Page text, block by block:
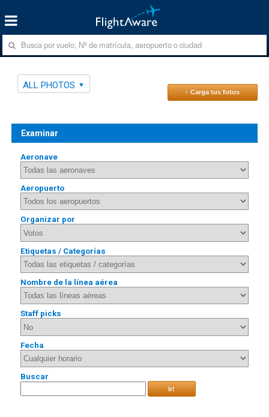
ALL PHOTOS
↑ Carga tus fotos
Examinar
Aeronave
Aeropuerto
Organizar por
Etiquetas / Categorías
Nombre de la línea aérea
Staff picks
Fecha
Buscar
Ir!